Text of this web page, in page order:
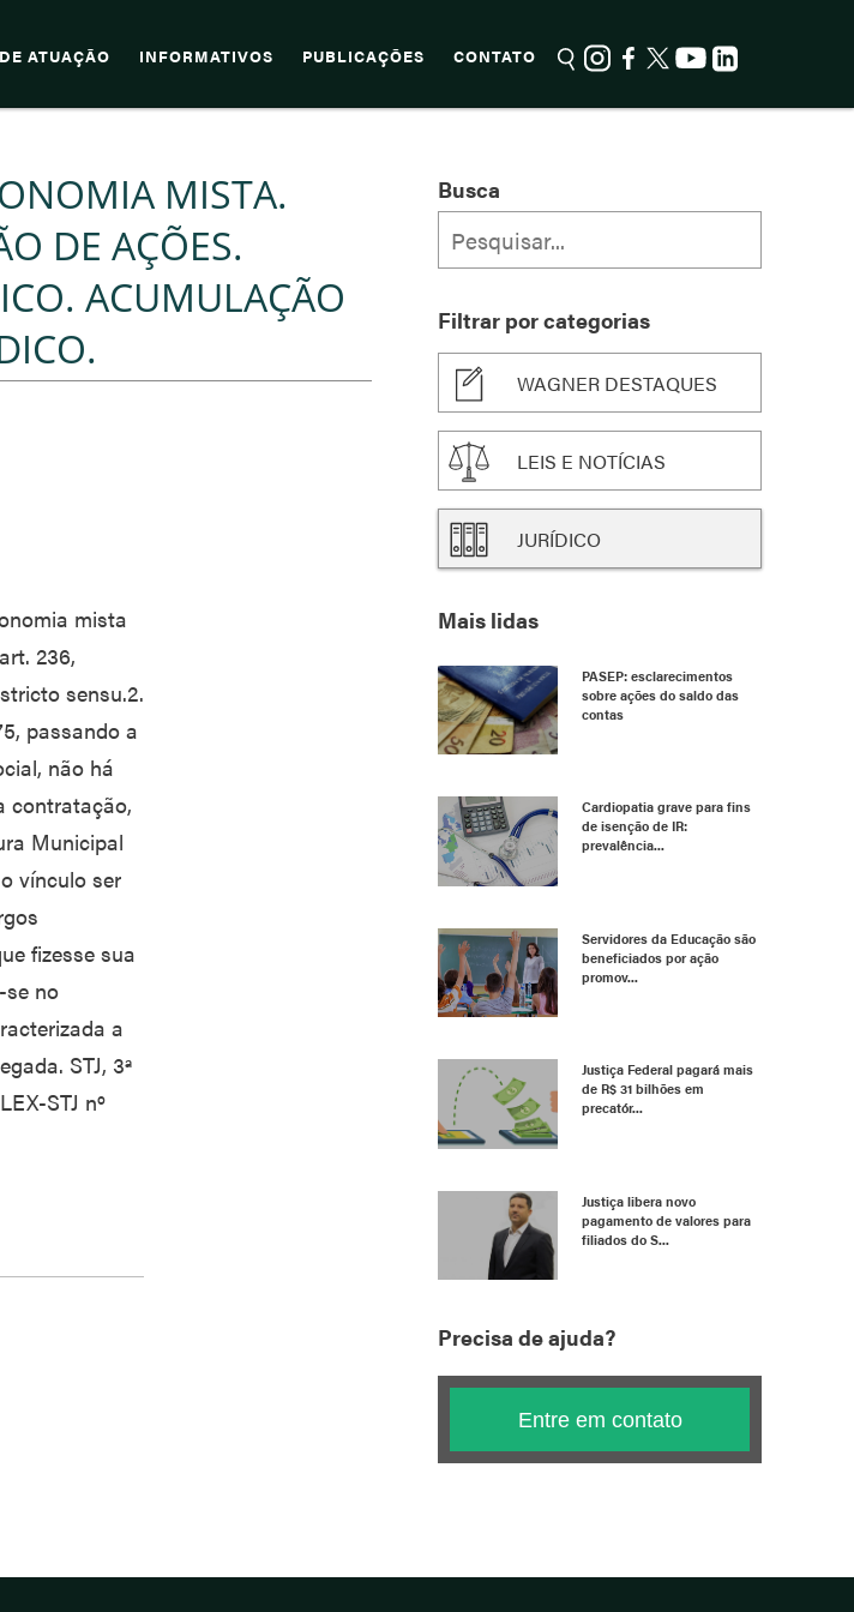
ATUAÇÃO INFORMATIVOS PUBLICAÇÕES CONTATO
MISTA.
DE AÇÕES.
ACUMULAÇÃO
mista
236,
sensu.2.
passando a
não há
contratação,
Municipal
vínculo ser
fizesse sua
se no
a
STJ, 3ª
STJ nº
Busca
Filtrar por categorias
WAGNER DESTAQUES
LEIS E NOTÍCIAS
JURÍDICO
Mais lidas
PASEP: esclarecimentos
sobre ações do saldo das
contas
Cardiopatia grave para fins
de isenção de IR:
prevalência...
Servidores da Educação são
beneficiados por ação
promov...
Justiça Federal pagará mais
de R$ 31 bilhões em
precatór...
Justiça libera novo
pagamento de valores para
filiados do S...
Precisa de ajuda?
Entre em contato